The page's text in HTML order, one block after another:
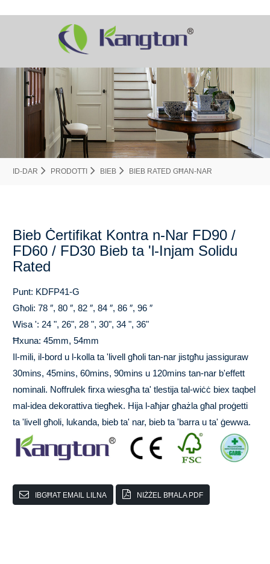
ID-DAR PRODOTTI BIEB BIEB RATED GĦAN-NAR
Bieb Ċertifikat Kontra n-Nar FD90 /
FD60 / FD30 Bieb ta 'l-Injam Solidu
Rated
Punt: KDFP41-G
Għoli: 78 ″, 80 ″, 82 ″, 84 ″, 86 ″, 96 ″
Wisa ': 24 ", 26", 28 ", 30", 34 ", 36"
Ħxuna: 45mm, 54mm
Il-mili, il-bord u l-kolla ta 'livell għoli tan-nar jistgħu jassiguraw
30mins, 45mins, 60mins, 90mins u 120mins tan-nar b'effett
nominali. Noffrulek firxa wiesgħa ta' tlestija tal-wiċċ biex taqbel
mal-idea dekorattiva tiegħek. Hija l-aħjar għażla għal proġetti
ta 'livell għoli, lukanda, bieb ta' nar, bieb ta 'barra u ta' ġewwa.
IBGĦAT EMAIL LILNA NIŻŻEL BĦALA PDF